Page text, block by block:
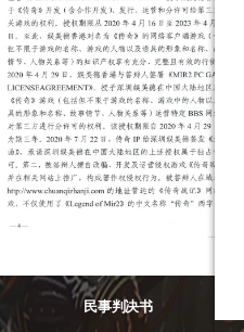
民事判决书